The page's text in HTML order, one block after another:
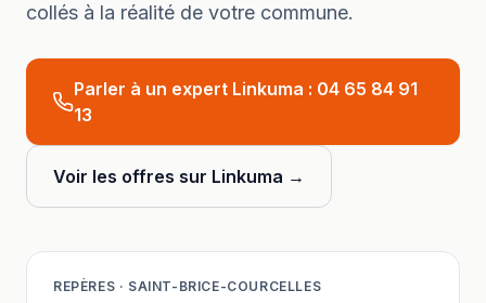
collés à la réalité de votre commune.
Parler à un expert Linkuma : 04 65 84 91
13
Voir les offres sur Linkuma →
REPÈRES · SAINT-BRICE-COURCELLES